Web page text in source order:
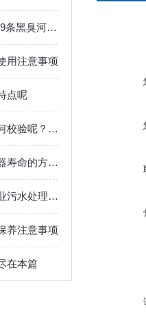
南京按下工程快捷键 109条黑臭河道治理推进七成
用注意事项
点呢
潜水曝气机的叶轮该如何校验呢？看看本篇吧
一种能够延长潜水推流器寿命的方法不看不要后悔
潜水推流器是市政和工业污水处理工艺流程上的重要设备
养注意事项
在本篇